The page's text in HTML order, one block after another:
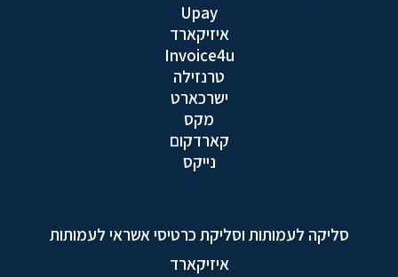
Upay
איזיקארד
Invoice4u
טרנזילה
ישרכארט
מקס
קארדקום
נייקס
סליקה לעמותות וסליקת כרטיסי אשראי לעמותות
איזיקארד